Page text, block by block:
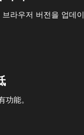
라우저 버전을 업데
能。